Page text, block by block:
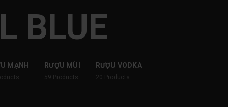
BLUE
MẠNH RƯỢU MÙI
59 Products
RƯỢU VODKA
20 Products